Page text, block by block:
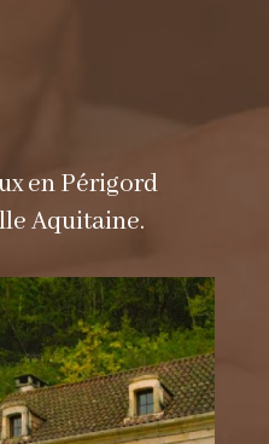
en Périgord
Aquitaine.